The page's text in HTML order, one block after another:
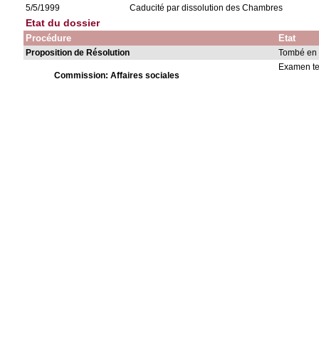
5/5/1999
Caducité par dissolution des Chambres
Etat du dossier
Procédure Etat
Proposition de Résolution Tombé
Commission: Affaires sociales
Examen